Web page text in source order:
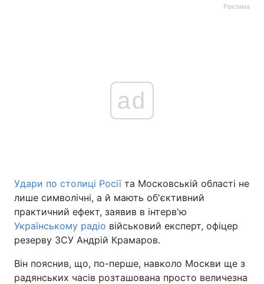
Україна Політика
Економіка Світ
Техно і зв'язок Лайт
Реклама
ad
Удари по столиці Росіїта Московській області не
лише символічні, а й мають об'єктивний
практичний ефект, заявив в інтерв'ю
Українському радіо військовий експерт, офіцер
резерву ЗСУ Андрій Крамаров.
Він пояснив, що, по-перше, навколо Москви ще з
радянських часів розташована просто величезна